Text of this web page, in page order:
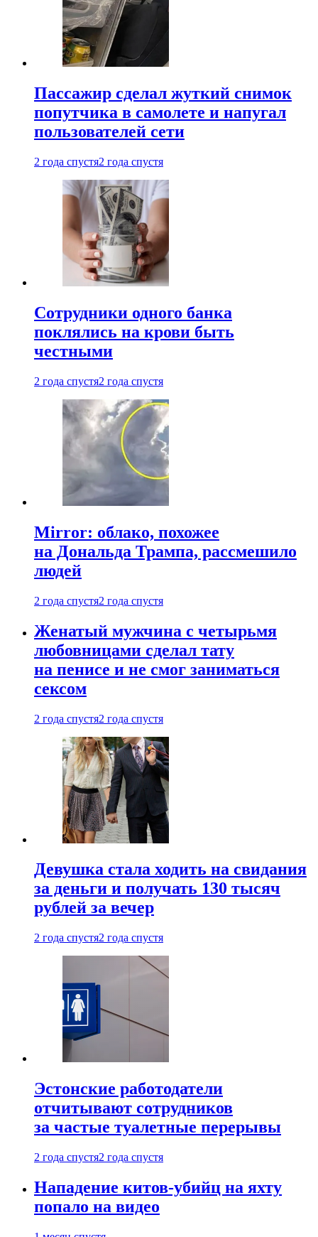
Пассажир сделал жуткий снимок
попутчика в самолете и напугал
пользователей сети
2 года спустя2 года спустя
Сотрудники одного банка
поклялись на крови быть
честными
2 года спустя2 года спустя
Mirror: облако, похожее
на Дональда Трампа, рассмешило
людей
2 года спустя2 года спустя
Женатый мужчина с четырьмя
любовницами сделал тату
на пенисе и не смог заниматься
сексом
2 года спустя2 года спустя
Девушка стала ходить на свидания
за деньги и получать 130 тысяч
рублей за вечер
2 года спустя2 года спустя
Эстонские работодатели
отчитывают сотрудников
за частые туалетные перерывы
2 года спустя2 года спустя
Нападение китов-убийц на яхту
попало на видео